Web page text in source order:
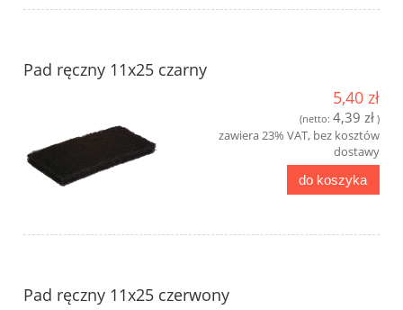
Pad ręczny 11x25 czarny
5,40 zł
(netto: 4,39 zł )
zawiera 23% VAT, bez kosztów
dostawy
do koszyka
Pad ręczny 11x25 czerwony